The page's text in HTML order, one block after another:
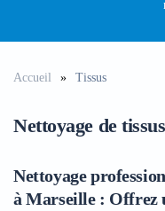
Accueil Tissus
Nettoyage de
Nettoyage
à Marseille : Offrez